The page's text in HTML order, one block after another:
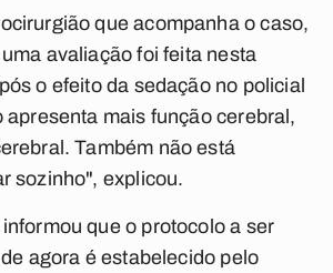
que acompanha o caso,
avaliação foi feita nesta
o efeito da sedação no policial
apresenta mais função cerebral,
Também não está
sozinho", explicou.
que o protocolo a ser
agora é estabelecido pelo